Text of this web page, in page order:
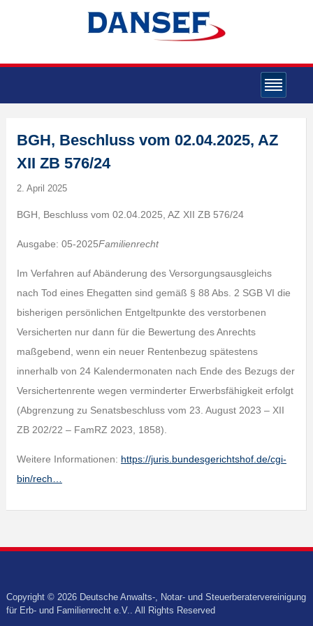
BGH, Beschluss vom 02.04.2025, AZ
XII ZB 576/24
2. April 2025
BGH, Beschluss vom 02.04.2025, AZ XII ZB 576/24
Ausgabe: 05-2025Familienrecht
Im Verfahren auf Abänderung des Versorgungsausgleichs
nach Tod eines Ehegatten sind gemäß § 88 Abs. 2 SGB VI die
bisherigen persönlichen Entgeltpunkte des verstorbenen
Versicherten nur dann für die Bewertung des Anrechts
maßgebend, wenn ein neuer Rentenbezug spätestens
innerhalb von 24 Kalendermonaten nach Ende des Bezugs der
Versichertenrente wegen verminderter Erwerbsfähigkeit erfolgt
(Abgrenzung zu Senatsbeschluss vom 23. August 2023 – XII
ZB 202/22 – FamRZ 2023, 1858).
Weitere Informationen: https://juris.bundesgerichtshof.de/cgi-
bin/rech…
Copyright © 2026 Deutsche Anwalts-, Notar- und Steuerberatervereinigung
für Erb- und Familienrecht e.V.. All Rights Reserved